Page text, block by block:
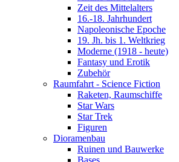
Zeit des Mittelalters
16.-18. Jahrhundert
Napoleonische Epoche
19. Jh. bis 1. Weltkrieg
Moderne (1918 - heute)
Fantasy und Erotik
Zubehör
Raumfahrt - Science Fiction
Raketen, Raumschiffe
Star Wars
Star Trek
Figuren
Dioramenbau
Ruinen und Bauwerke
Bases